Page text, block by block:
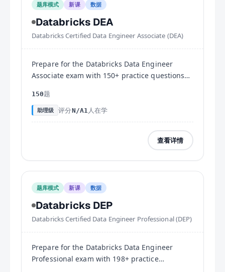
题库模式 新课 数据
Databricks DEA
Databricks Certified Data Engineer Associate (DEA)
Prepare for the Databricks Data Engineer
Associate exam with 150+ practice questions
Delta Lake, and Unity Catalog.
150题
助理级 评分N/A1 人在学
查看详情
题库模式 新课 数据
Databricks DEP
Databricks Certified Data Engineer Professional (DEP)
Prepare for the Databricks Data Engineer
Professional exam with 198+ practice